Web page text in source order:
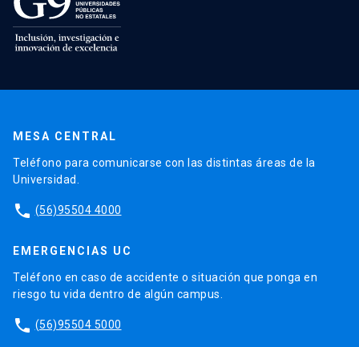
MESA CENTRAL
Teléfono para comunicarse con las distintas áreas de la
Universidad.
phone (56)95504 4000
EMERGENCIAS UC
Teléfono en caso de accidente o situación que ponga en
riesgo tu vida dentro de algún campus.
phone (56)95504 5000